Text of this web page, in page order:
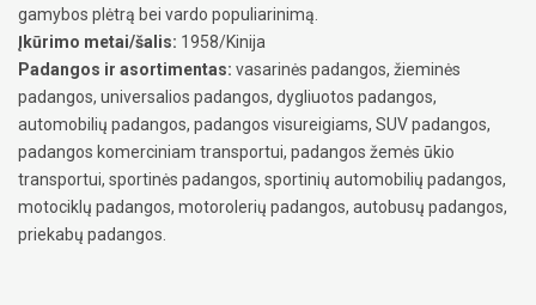
gamybos plėtrą bei vardo populiarinimą.
Įkūrimo metai/šalis: 1958/Kinija
Padangos ir asortimentas: vasarinės padangos, žieminės
padangos, universalios padangos, dygliuotos padangos,
automobilių padangos, padangos visureigiams, SUV padangos,
padangos komerciniam transportui, padangos žemės ūkio
transportui, sportinės padangos, sportinių automobilių padangos,
motociklų padangos, motorolerių padangos, autobusų padangos,
priekabų padangos.